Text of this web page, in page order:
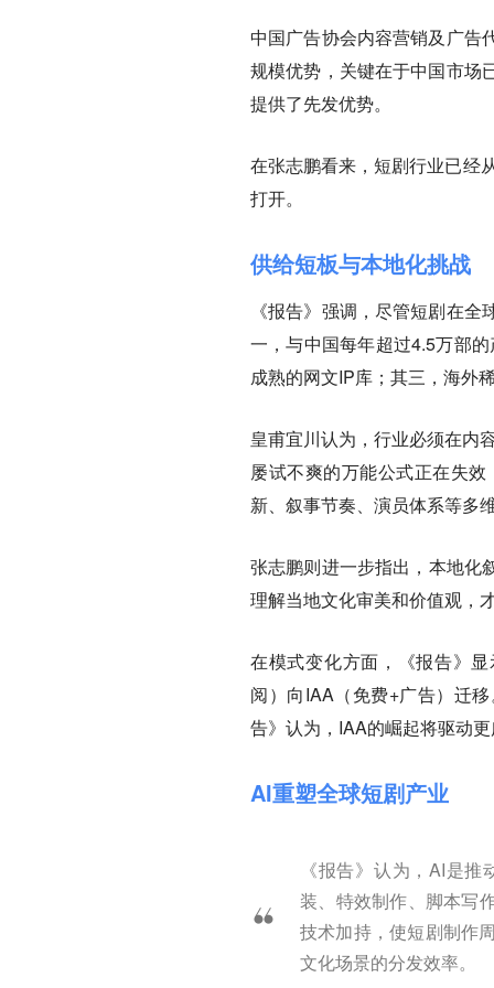
中国广告协会内容营销及广告
规模优势，关键在于中国市场
提供了先发优势。
在张志鹏看来，短剧行业已经
打开。
供给短板与本地化挑战
《报告》强调，尽管短剧在
一，与中国每年超过4.5万部
成熟的网文IP库；其三，海外
皇甫宜川认为，行业必须在内
屡试不爽的万能公式正在失
新、叙事节奏、演员体系等多
张志鹏则进一步指出，本地化
理解当地文化审美和价值观，
在模式变化方面，《报告》
阅）向IAA（免费+广告）迁
告》认为，IAA的崛起将驱动
AI重塑全球短剧产业
《报告》认为，AI是
装、特效制作、脚本写
技术加持，使短剧制作
文化场景的分发效率。